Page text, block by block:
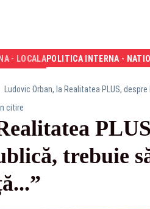
- LOCALAPOLITICA INTERNA -
citire
trebuie